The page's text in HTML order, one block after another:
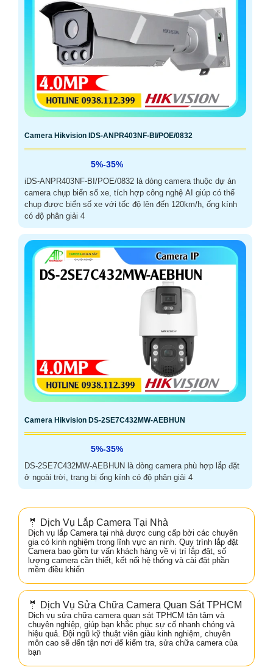
Camera Hikvision IDS-ANPR403NF-BI/POE/0832
5%-35%
iDS-ANPR403NF-BI/POE/0832 là dòng camera thuộc dự án
camera chụp biển số xe, tích hợp công nghệ AI giúp có thể
chụp được biển số xe với tốc độ lên đến 120km/h, ống kính
có độ phân giải 4
Camera Hikvision DS-2SE7C432MW-AEBHUN
5%-35%
DS-2SE7C432MW-AEBHUN là dòng camera phù hợp lắp đặt
ở ngoài trời, trang bị ống kính có độ phân giải 4
🤵 Dịch Vụ Lắp Camera Tại Nhà
Dịch vụ lắp Camera tại nhà được cung cấp bởi các chuyên
gia có kinh nghiệm trong lĩnh vực an ninh. Quy trình lắp đặt
Camera bao gồm tư vấn khách hàng về vị trí lắp đặt, số
lượng camera cần thiết, kết nối hệ thống và cài đặt phần
mềm điều khiển
🤵 Dịch Vụ Sửa Chữa Camera Quan Sát TPHCM
Dịch vụ sửa chữa camera quan sát TPHCM tận tâm và
chuyên nghiệp, giúp bạn khắc phục sự cố nhanh chóng và
hiệu quả. Đội ngũ kỹ thuật viên giàu kinh nghiệm, chuyên
môn cao sẽ đến tận nơi để kiểm tra, sửa chữa camera của
bạn